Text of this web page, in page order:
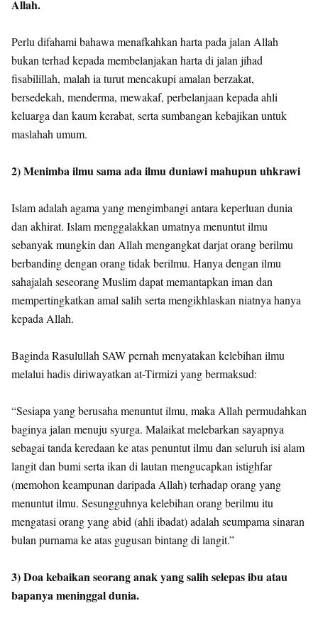
Allah.
Perlu difahami bahawa menafkahkan harta pada jalan Allah
bukan terhad kepada membelanjakan harta di jalan jihad
fisabilillah, malah ia turut mencakupi amalan berzakat,
bersedekah, menderma, mewakaf, perbelanjaan kepada ahli
keluarga dan kaum kerabat, serta sumbangan kebajikan untuk
maslahah umum.
2) Menimba ilmu sama ada ilmu duniawi mahupun uhkrawi
Islam adalah agama yang mengimbangi antara keperluan dunia
dan akhirat. Islam menggalakkan umatnya menuntut ilmu
sebanyak mungkin dan Allah mengangkat darjat orang berilmu
berbanding dengan orang tidak berilmu. Hanya dengan ilmu
sahajalah seseorang Muslim dapat memantapkan iman dan
mempertingkatkan amal salih serta mengikhlaskan niatnya hanya
kepada Allah.
Baginda Rasulullah SAW pernah menyatakan kelebihan ilmu
melalui hadis diriwayatkan at-Tirmizi yang bermaksud:
“Sesiapa yang berusaha menuntut ilmu, maka Allah permudahkan
baginya jalan menuju syurga. Malaikat melebarkan sayapnya
sebagai tanda keredaan ke atas penuntut ilmu dan seluruh isi alam
langit dan bumi serta ikan di lautan mengucapkan istighfar
(memohon keampunan daripada Allah) terhadap orang yang
menuntut ilmu. Sesungguhnya kelebihan orang berilmu itu
mengatasi orang yang abid (ahli ibadat) adalah seumpama sinaran
bulan purnama ke atas gugusan bintang di langit.”
3) Doa kebaikan seorang anak yang salih selepas ibu atau
bapanya meninggal dunia.